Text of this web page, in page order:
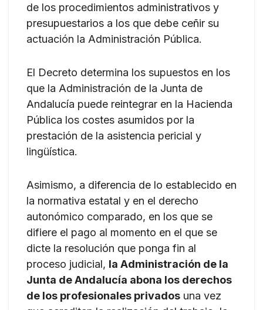
de los procedimientos administrativos y
presupuestarios a los que debe ceñir su
actuación la Administración Pública.
El Decreto determina los supuestos en los
que la Administración de la Junta de
Andalucía puede reintegrar en la Hacienda
Pública los costes asumidos por la
prestación de la asistencia pericial y
lingüística.
Asimismo, a diferencia de lo establecido en
la normativa estatal y en el derecho
autonómico comparado, en los que se
difiere el pago al momento en el que se
dicte la resolución que ponga fin al
proceso judicial, la Administración de la
Junta de Andalucía abona los derechos
de los profesionales privados una vez